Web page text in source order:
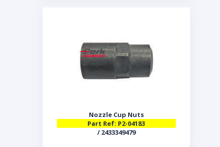
Nozzle Cup Nuts
Part Ref: P2-04183
/ 2433349479